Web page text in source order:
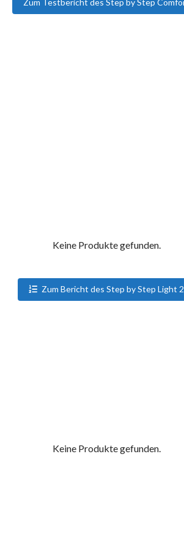
Zum Testbericht des Step by Step
Keine Produkte gefunden.
Zum Bericht des Step by Step Light 2
Keine Produkte gefunden.